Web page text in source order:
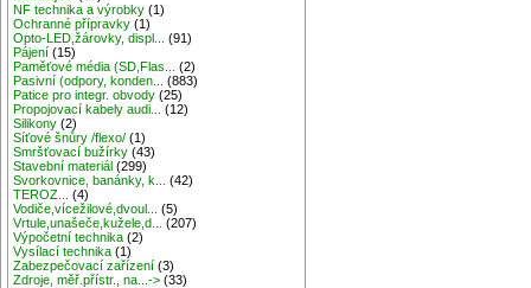
NF technika a výrobky (1)
Ochranné přípravky (1)
Opto-LED,žárovky, displ...
(91)
Pájení (15)
Paměťové média (SD,Flas...
(2)
Pasivní (odpory, konden...
(883)
Patice pro integr. obvody (25)
Propojovací kabely audi...
(12)
Silikony (2)
Síťové šnůry /flexo/ (1)
Smršťovací bužírky (43)
Stavební materiál (299)
Svorkovnice, banánky, k...
(42)
TEROZ...
(4)
Vodiče,vícežilové,dvoul...
(5)
Vrtule,unašeče,kužele,d...
(207)
Výpočetní technika (2)
Vysílací technika (1)
Zabezpečovací zařízení (3)
Zdroje, měř.přístr., na...-> (33)